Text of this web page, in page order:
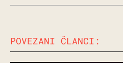
POVEZANI ČLANCI: